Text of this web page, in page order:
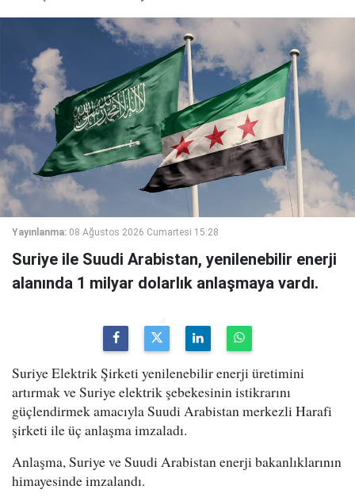
Yayınlanma: 08 Ağustos 2026 Cumartesi 15:28
Suriye ile Suudi Arabistan, yenilenebilir enerji
alanında 1 milyar dolarlık anlaşmaya vardı.
Suriye Elektrik Şirketi yenilenebilir enerji üretimini
artırmak ve Suriye elektrik şebekesinin istikrarını
güçlendirmek amacıyla Suudi Arabistan merkezli Harafi
şirketi ile üç anlaşma imzaladı.
Anlaşma, Suriye ve Suudi Arabistan enerji bakanlıklarının
himayesinde imzalandı.